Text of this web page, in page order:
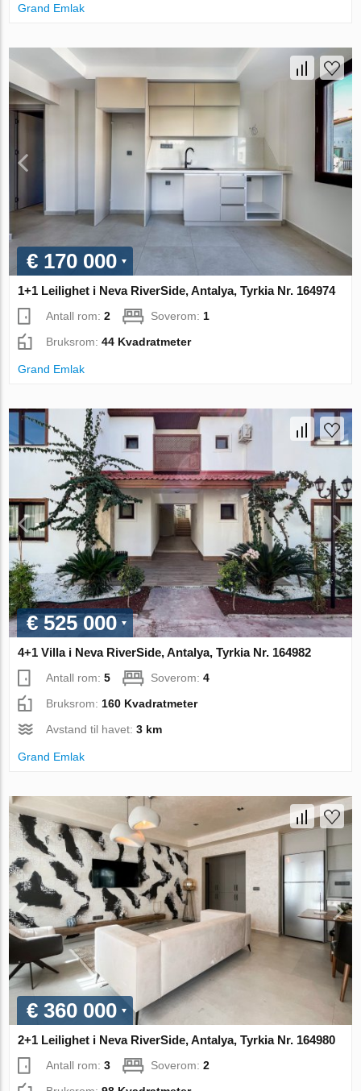
Grand Emlak
€ 170 000
1+1 Leilighet i Neva RiverSide, Antalya, Tyrkia Nr. 164974
Antall rom:2 Soverom:1
Bruksrom:44 Kvadratmeter
Grand Emlak
€ 525 000
4+1 Villa i Neva RiverSide, Antalya, Tyrkia Nr. 164982
Antall rom:5 Soverom:4
Bruksrom: 160 Kvadratmeter
Avstand til havet:3 km
Grand Emlak
€ 360 000
2+1 Leilighet i Neva RiverSide, Antalya, Tyrkia Nr. 164980
Antall rom:3 Soverom:2